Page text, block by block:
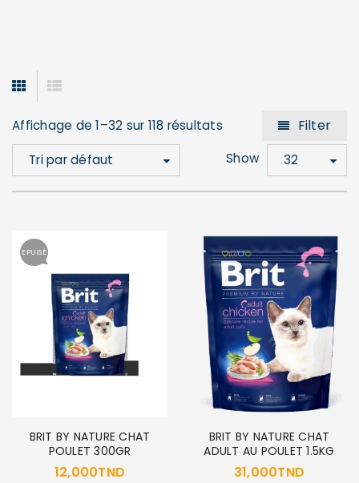
Affichage de 1–32 sur 118 résultats Filter
Tri par défaut Show 32
EPUISÉ
BRIT BY NATURE CHAT
POULET 300GR
12,000TND
BRIT BY NATURE CHAT
ADULT AU POULET 1.5KG
31,000TND